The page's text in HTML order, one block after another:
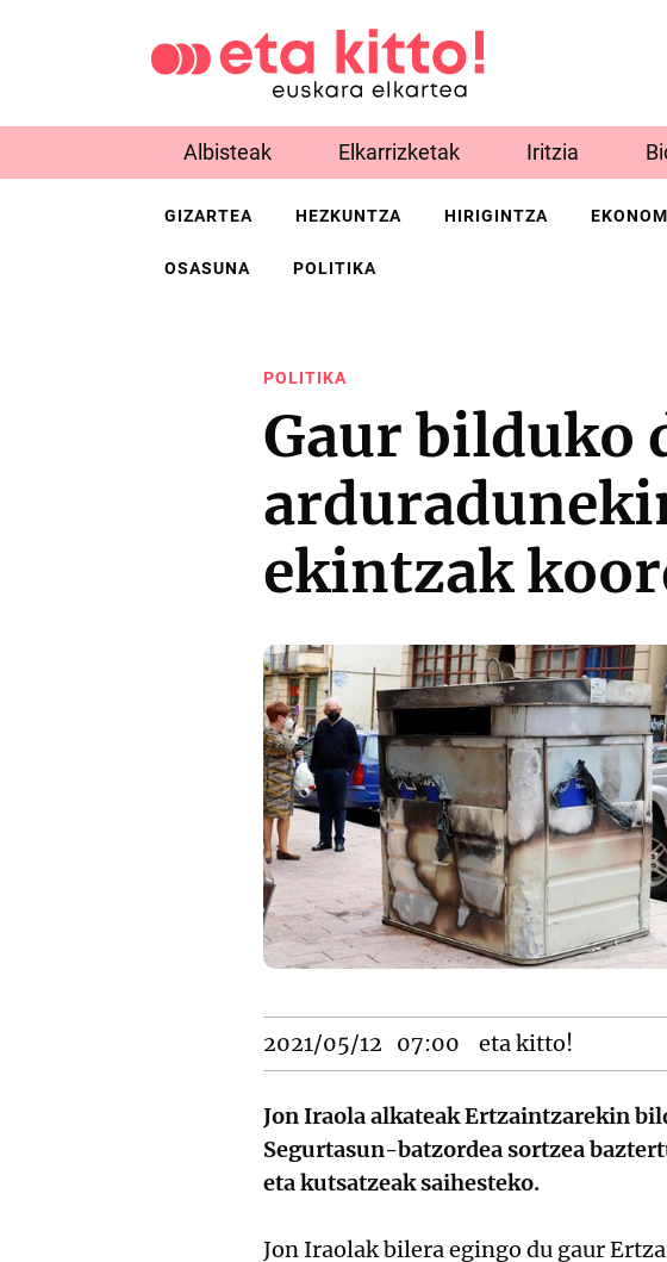
Albisteak Elkarrizketak Iritzia
GIZARTEA HEZKUNTZA HIRIGINTZA
OSASUNA POLITIKA
POLITIKA
Gaur bilduko
ekintzak
2021/05/12 07:00 eta kitto!
Jon Iraola alkateak Ertzaintzarekin
Segurtasun-batzordea sortzea
eta kutsatzeak saihesteko.
Jon Iraolak bilera egingo du gaur